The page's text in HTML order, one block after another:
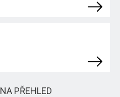
PŘEHLED